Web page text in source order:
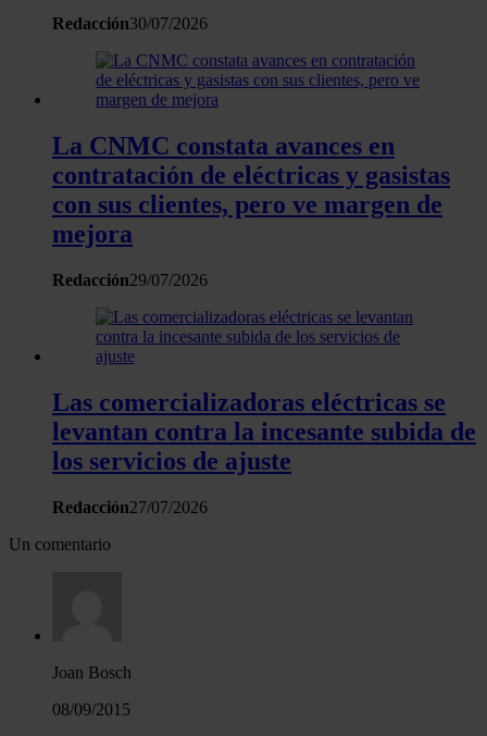
Redacción30/07/2026
La CNMC constata avances en
contratación de eléctricas y gasistas
con sus clientes, pero ve margen de
mejora
Redacción29/07/2026
Las comercializadoras eléctricas se
levantan contra la incesante subida de
los servicios de ajuste
Redacción27/07/2026
Un comentario
Joan Bosch
08/09/2015